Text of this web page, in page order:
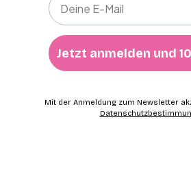
Jetzt anmelden und
Mit der Anmeldung zum Newsletter